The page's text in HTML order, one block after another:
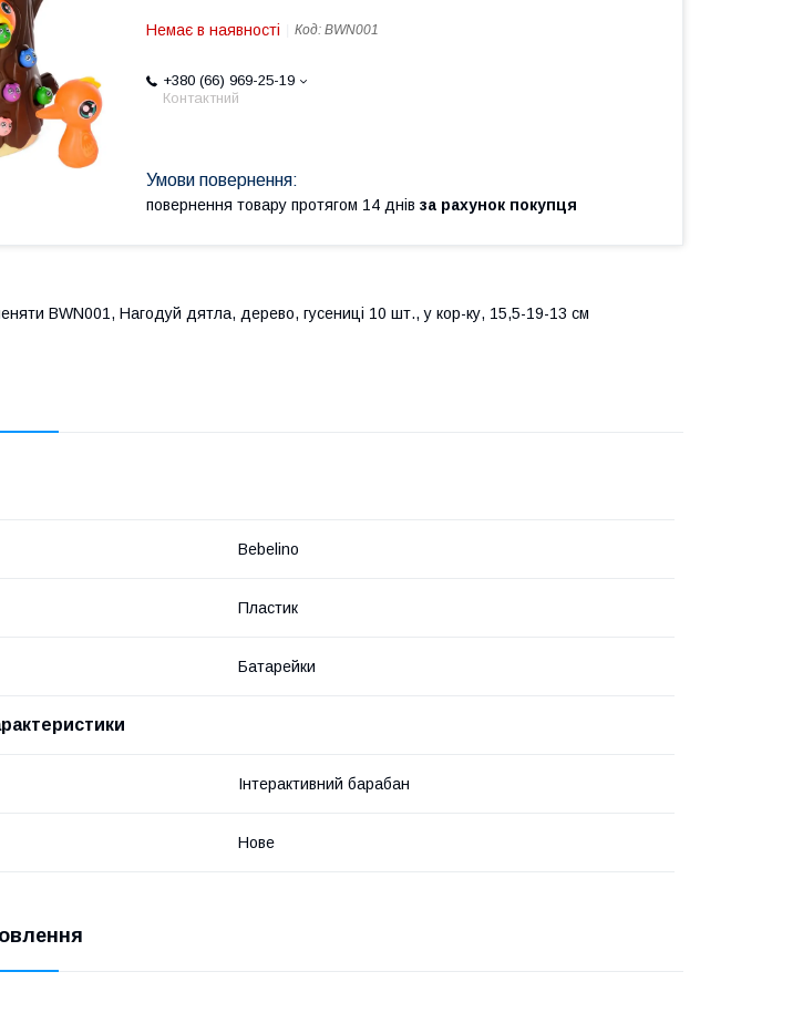
Немає в наявності Код: BWN001
+380 (66) 969-25-19
Контактний
повернення товару протягом 14 днів за рахунок покупця
BWN001, Нагодуй дятла, дерево, гусениці 10 шт., у кор-ку, 15,5-19-13 см
Bebelino
Пластик
Батарейки
Інтерактивний барабан
Нове